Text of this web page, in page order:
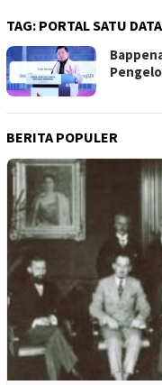
TAG: PORTAL SATU
BERITA POPULER